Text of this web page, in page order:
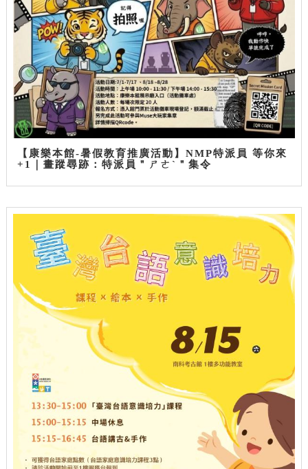
【康樂本館-暑假教育推廣活動】NMP特派員 等你來
+1｜畫蹤尋跡：特派員＂ㄕㄜˋ＂集令